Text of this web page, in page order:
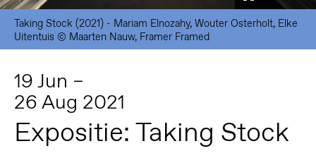
Taking Stock (2021) - Mariam Elnozahy, Wouter Osterholt, Elke
Uitentuis © Maarten Nauw, Framer Framed
19 Jun –
26 Aug 2021
Expositie: Taking Stock